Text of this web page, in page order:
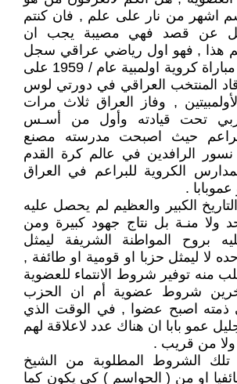
اشهر من نار على علم , فان كنتم
عن قصد فهي مصيبة يجب ان
هذا , فهو اول رياضي عراقي سجل
اول هدف في اول مباراة كروية اولمبية عام / 1959 على
وقاد المنتخب العراقي في دورتي لوس
, وفاز العراق ثلاث مرات
تحت قيادته وأول من أسـس
حيث اصبحت مدرسته مصنع
نسور الرافدين في عالم كرة القدم
الكروية للبراعم في العراق
.
الكبير والعظيم لم يحصل عليه
ولا منـة بل نتاج جهود كبيرة ومن
بروح المواطنة الشريفة ليمثل
لا ليمثل حزبا او قومية او طائفة ,
منه توفير شروط الانتماء للعضوية
شروط عضوية أم ان الحزب
ذمته اصبح عضوا , في الوقت الذي
عمو بابا ان هناك عدد لاعلاقة لهم
ولا من قريب .
تلك الشروط المطلوبة من الشيخ
او من ( الحواسم ) كي يكون كما